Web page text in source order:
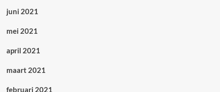
juni 2021
mei 2021
april 2021
maart 2021
februari 2021